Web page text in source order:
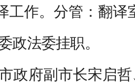
工作。分管：翻译
政法委挂职。
政府副市长宋启